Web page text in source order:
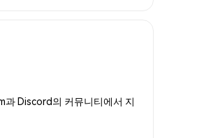
과 Discord의 커뮤니티에서 지